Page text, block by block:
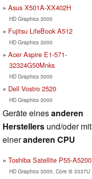
Asus X501A-XX402H
HD Graphics 3000
Fujitsu LifeBook A512
HD Graphics 3000
Acer Aspire E1-571-
32324G50Mnks
HD Graphics 3000
Dell Vostro 2520
HD Graphics 3000
Geräte einesanderen
Herstellers und/oder mit
eineranderen CPU
Toshiba Satellite P55-A5200
HD Graphics 3000, Core i5 3337U